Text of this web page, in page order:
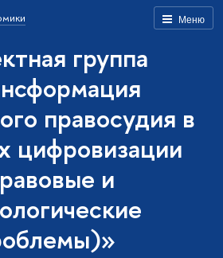
Меню
группа
правосудия в
цифровизации
и